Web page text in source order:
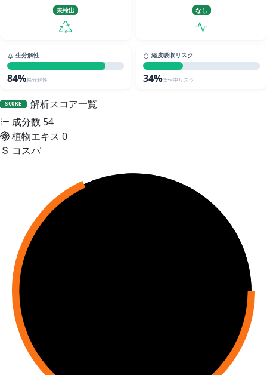
未検出
なし
生分解性
84%易分解性
経皮吸収リスク
34%低〜中リスク
SCORE
解析スコア一覧
成分数 54
植物エキス 0
コスパ